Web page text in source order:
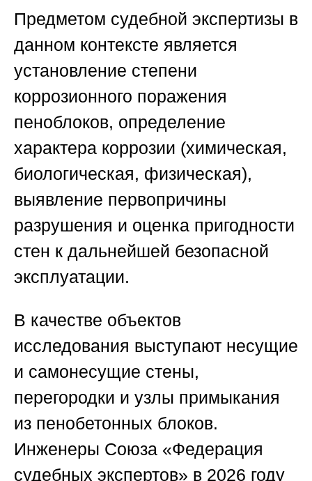
Предметом судебной экспертизы в
данном контексте является
установление степени
коррозионного поражения
пеноблоков, определение
характера коррозии (химическая,
биологическая, физическая),
выявление первопричины
разрушения и оценка пригодности
стен к дальнейшей безопасной
эксплуатации.
В качестве объектов
исследования выступают несущие
и самонесущие стены,
перегородки и узлы примыкания
из пенобетонных блоков.
Инженеры Союза «Федерация
судебных экспертов» в 2026 году